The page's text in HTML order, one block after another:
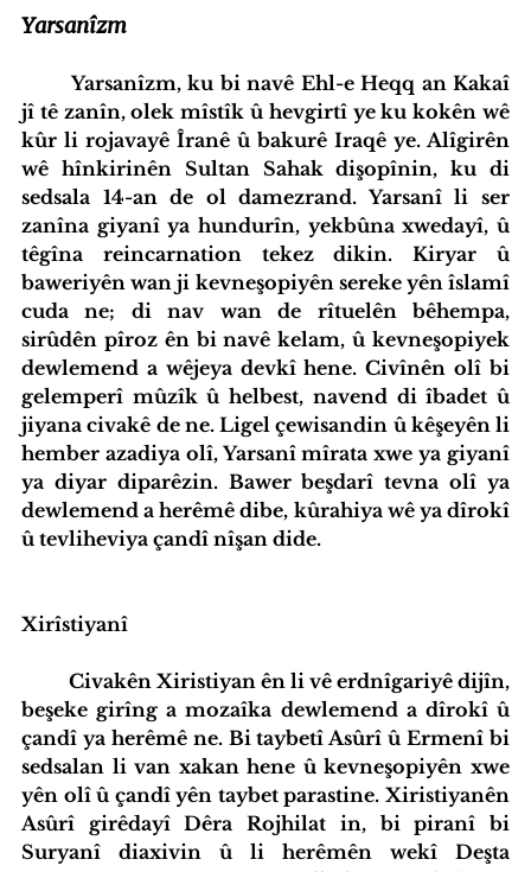
Yarsanîzm
Yarsanîzm, ku bi navê Ehl-e Heqq an Kakaî
jî tê zanîn, olek mîstîk û hevgirtî ye ku kokên wê
kûr li rojavayê Îranê û bakurê Iraqê ye. Alîgirên
wê hînkirinên Sultan Sahak dişopînin, ku di
sedsala 14-an de ol damezrand. Yarsanî li ser
zanîna giyanî ya hundurîn, yekbûna xwedayî, û
têgîna reincarnation tekez dikin. Kiryar û
baweriyên wan ji kevneşopiyên sereke yên îslamî
cuda ne; di nav wan de rîtuelên bêhempa,
sirûdên pîroz ên bi navê kelam, û kevneşopiyek
dewlemend a wêjeya devkî hene. Civînên olî bi
gelemperî mûzîk û helbest, navend di îbadet û
jiyana civakê de ne. Ligel çewisandin û kêşeyên li
hember azadiya olî, Yarsanî mîrata xwe ya giyanî
ya diyar diparêzin. Bawer beşdarî tevna olî ya
dewlemend a herêmê dibe, kûrahiya wê ya dîrokî
û tevliheviya çandî nîşan dide.
Xirîstiyanî
beşeke girîng a mozaîka dewlemend a dîrokî û
çandî ya herêmê ne. Bi taybetî Asûrî û Ermenî bi
sedsalan li van xakan hene û kevneşopiyên xwe
yên olî û çandî yên taybet parastine. Xiristiyanên
Asûrî girêdayî Dêra Rojhilat in, bi piranî bi
Suryanî diaxivin û li herêmên wekî Deşta